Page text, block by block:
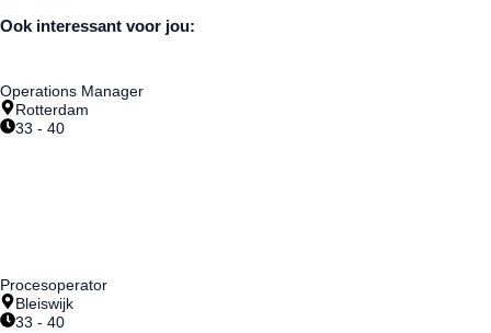
Ook interessant voor jou:
Operations Manager
Rotterdam
33 - 40
Procesoperator
Bleiswijk
33 - 40